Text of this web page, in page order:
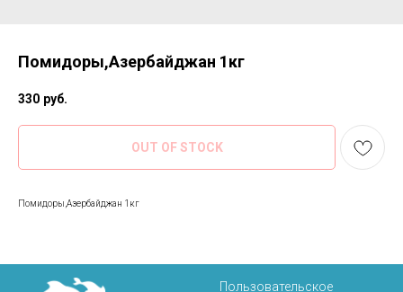
Помидоры,Азербайджан 1кг
330 руб.
OUT OF STOCK
Помидоры,Азербайджан 1кг
Пользовательское